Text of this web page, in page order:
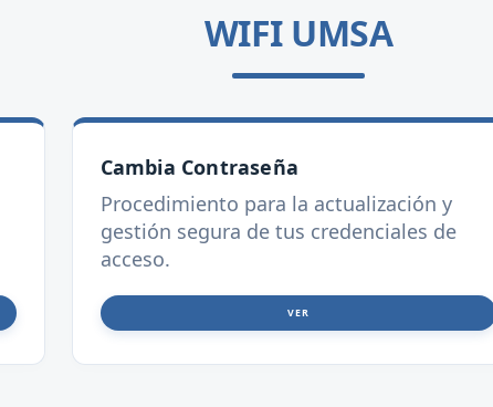
WIFI UMSA
Cambia Contraseña
Procedimiento para la actualización y
gestión segura de tus credenciales de
acceso.
VER